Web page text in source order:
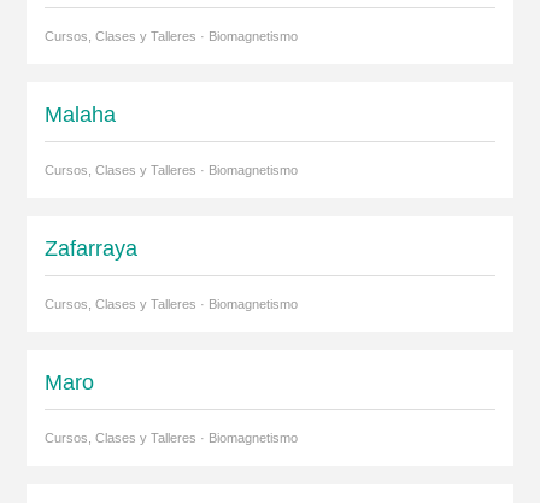
Cursos, Clases y Talleres · Biomagnetismo
Malaha
Cursos, Clases y Talleres · Biomagnetismo
Zafarraya
Cursos, Clases y Talleres · Biomagnetismo
Maro
Cursos, Clases y Talleres · Biomagnetismo